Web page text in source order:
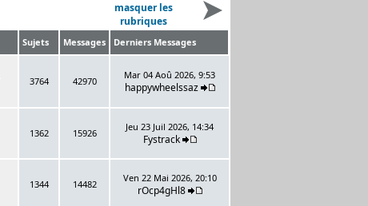
masquer les
rubriques
Sujets Messages Derniers Messages
3764 42970
Mar 04 Aoû 2026, 9:53
happywheelssaz
1362 15926
Jeu 23 Juil 2026, 14:34
Fystrack
1344 14482
Ven 22 Mai 2026, 20:10
rOcp4gHl8